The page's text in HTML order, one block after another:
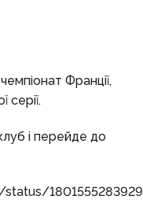
Франції,
серії.
і перейде до